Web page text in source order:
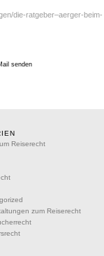
die-ratgeber–aerger-beim-
senden
Reiserecht
zum Reiserecht